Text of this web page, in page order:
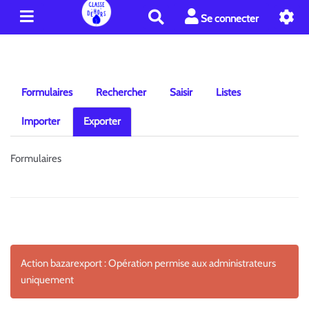
e
r
e
Se connecter
Formulaires Rechercher Saisir Listes
Importer Exporter
Formulaires
Action bazarexport : Opération permise aux administrateurs
uniquement